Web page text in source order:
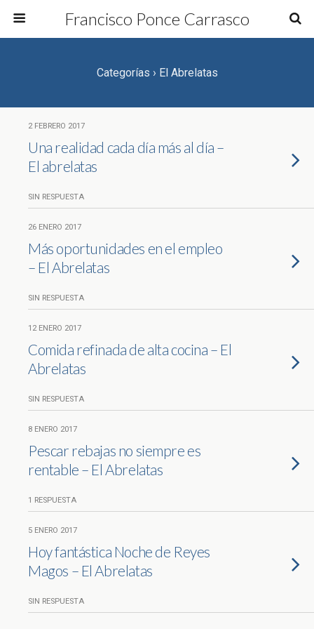
Francisco Ponce Carrasco
Categorías › El Abrelatas
2 FEBRERO 2017
Una realidad cada día más al día –
El abrelatas
SIN RESPUESTA
26 ENERO 2017
Más oportunidades en el empleo
– El Abrelatas
SIN RESPUESTA
12 ENERO 2017
Comida refinada de alta cocina – El
Abrelatas
SIN RESPUESTA
8 ENERO 2017
Pescar rebajas no siempre es
rentable – El Abrelatas
1 RESPUESTA
5 ENERO 2017
Hoy fantástica Noche de Reyes
Magos – El Abrelatas
SIN RESPUESTA